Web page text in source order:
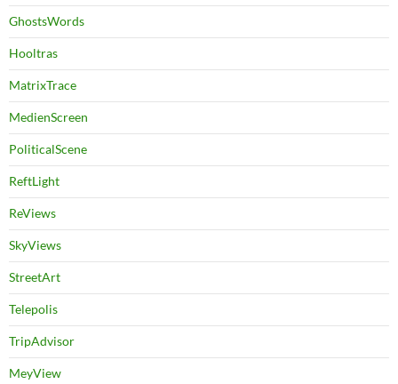
GhostsWords
Hooltras
MatrixTrace
MedienScreen
PoliticalScene
ReftLight
ReViews
SkyViews
StreetArt
Telepolis
TripAdvisor
MeyView